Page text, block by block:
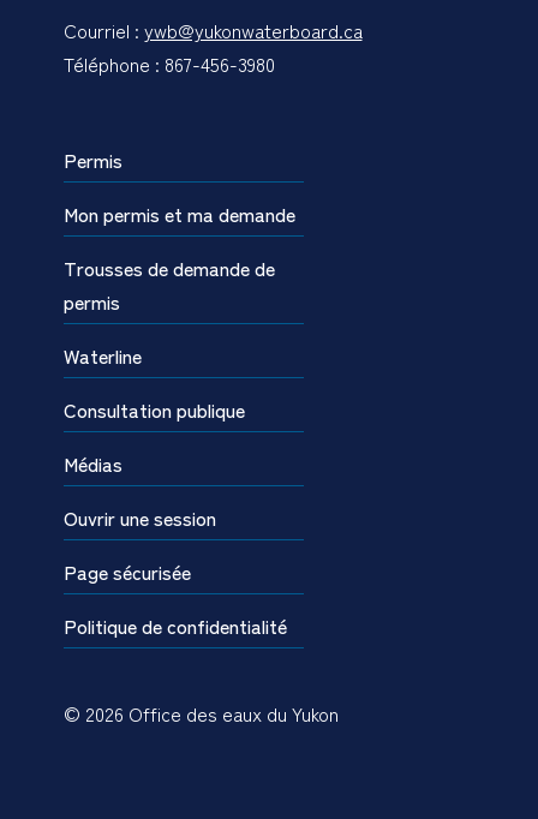
Courriel : ywb@yukonwaterboard.ca
Téléphone : 867-456-3980
Permis
Mon permis et ma demande
Trousses de demande de
permis
Waterline
Consultation publique
Médias
Ouvrir une session
Page sécurisée
Politique de confidentialité
© 2026 Office des eaux du Yukon